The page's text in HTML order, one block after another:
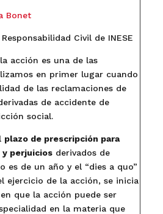
Bonet
Civil de INESE
acción es una de las
en primer lugar cuando
de las reclamaciones de
de accidente de
social.
plazo de prescripción para
y perjuiciosderivados de
es de un año y el “dies a quo”
ejercicio de la acción, se inicia
que la acción puede ser
en la materia que